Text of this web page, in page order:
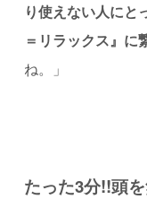
り使えない人にと
＝リラックス』に
ね。」
たった3分!!頭